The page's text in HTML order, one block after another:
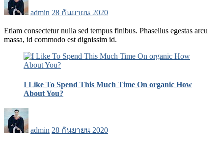
admin 28 กันยายน 2020
Etiam consectetur nulla sed tempus finibus. Phasellus egestas arcu
massa, id commodo est dignissim id.
I Like To Spend This Much Time On organic How
About You?
admin 28 กันยายน 2020